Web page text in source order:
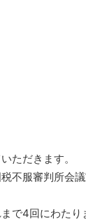
ただきます。
不服審判所会
で4回にわたり